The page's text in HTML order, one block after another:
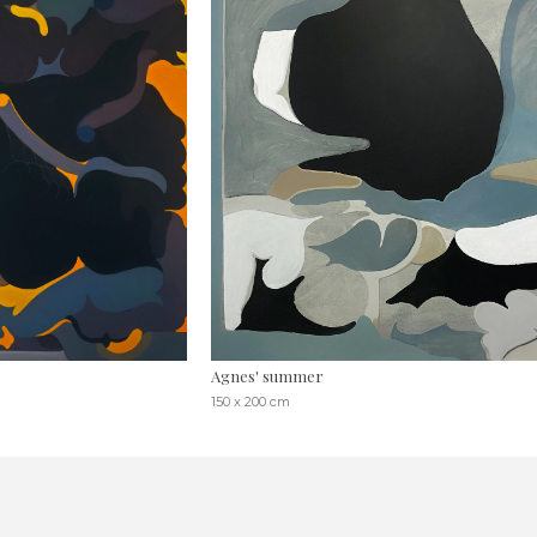
Agnes' summer
150 x 200 cm